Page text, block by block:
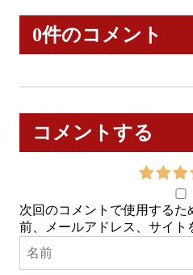
0件のコメント
コメントする
次回のコメントで使用するた
前、メールアドレス、サイト